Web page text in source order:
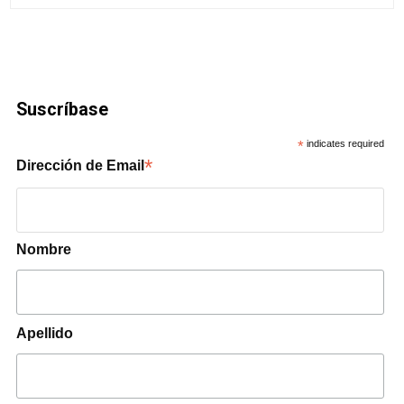
Suscríbase
* indicates required
Dirección de Email*
Nombre
Apellido